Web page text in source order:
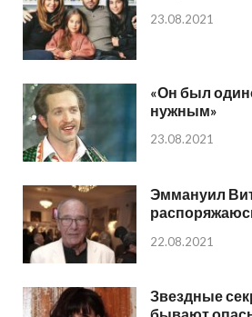
23.08.2021
«Он был
нужным»
23.08.2021
Эммануил
22.08.2021
Звездные